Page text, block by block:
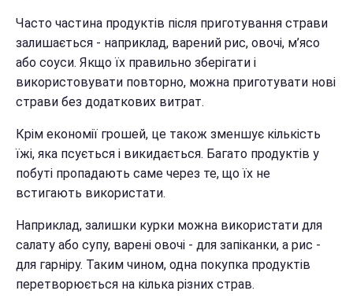
Часто частина продуктів після приготування страви
залишається - наприклад, варений рис, овочі, м’ясо
або соуси. Якщо їх правильно зберігати і
використовувати повторно, можна приготувати нові
страви без додаткових витрат.
Крім економії грошей, це також зменшує кількість
їжі, яка псується і викидається. Багато продуктів у
побуті пропадають саме через те, що їх не
встигають використати.
Наприклад, залишки курки можна використати для
салату або супу, варені овочі - для запіканки, а рис -
для гарніру. Таким чином, одна покупка продуктів
перетворюється на кілька різних страв.